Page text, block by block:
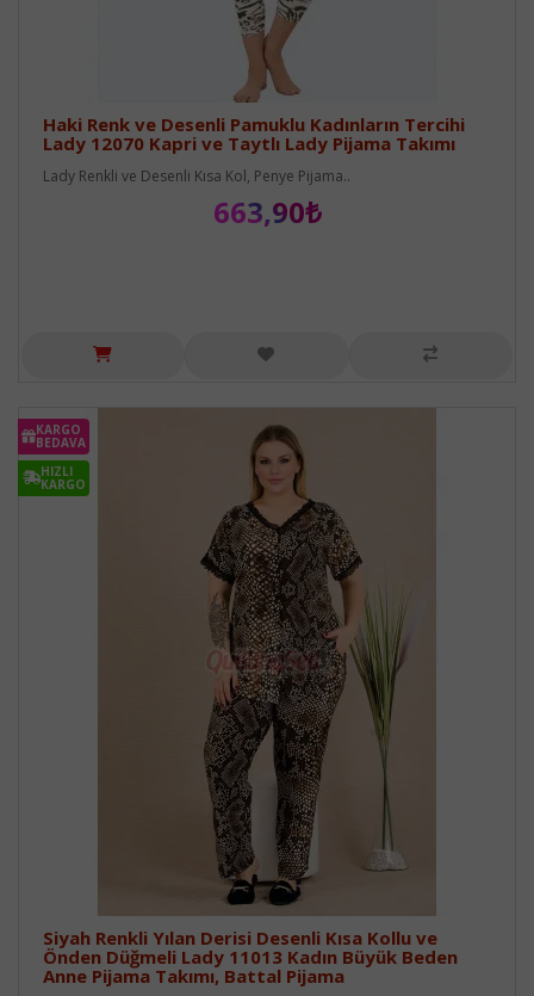
Haki Renk ve Desenli Pamuklu Kadınların Tercihi
Lady 12070 Kapri ve Taytlı Lady Pijama Takımı
Lady Renkli ve Desenli Kısa Kol, Penye Pijama..
663,90₺
KARGO
BEDAVA
HIZLI
KARGO
Siyah Renkli Yılan Derisi Desenli Kısa Kollu ve
Önden Düğmeli Lady 11013 Kadın Büyük Beden
Anne Pijama Takımı, Battal Pijama